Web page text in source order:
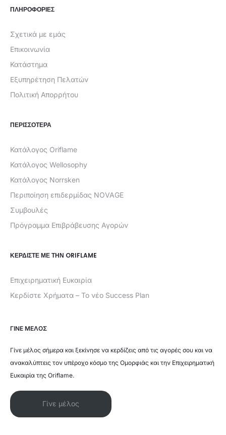
ΠΛΗΡΟΦΟΡΙΕΣ
Σχετικά με εμάς
Επικοινωνία
Κατάστημα
Εξυπηρέτηση Πελατών
Πολιτική Απορρήτου
ΠΕΡΙΣΣΟΤΕΡΑ
Κατάλογος Oriflame
Κατάλογος Wellosophy
Κατάλογος Norrsken
Περιποίηση επιδερμίδας NOVAGE
Συμβουλές
Πρόγραμμα Επιβράβευσης Αγορών
ΚΕΡΔΊΣΤΕ ΜΕ ΤΗΝ ORIFLAME
Επιχειρηματική Ευκαιρία
Κερδίστε Χρήματα – Το νέο Success Plan
ΓΙΝΕ ΜΕΛΟΣ
Γίνε μέλος σήμερα και ξεκίνησε να κερδίζεις από τις αγορές σου και να
ανακαλύπτεις τον υπέροχο κόσμο της Ομορφιάς και την Επιχειρηματική
Ευκαιρία της Oriflame.
Γίνε μέλος